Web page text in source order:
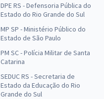
DPE RS - Defensoria Pública do
Estado do Rio Grande do Sul
MP SP - Ministério Público do
Estado de São Paulo
PM SC - Polícia Militar de Santa
Catarina
SEDUC RS - Secretaria de
Estado da Educação do Rio
Grande do Sul